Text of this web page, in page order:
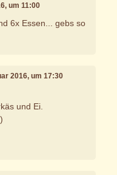
um 11:00
6x Essen... gebs so
2016, um 17:30
und Ei.